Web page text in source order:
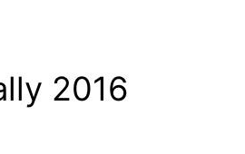
2016